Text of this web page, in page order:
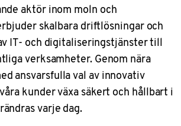
aktör inom moln och
skalbara driftlösningar och
IT- och digitaliseringstjänster till
verksamheter. Genom nära
ansvarsfulla val av innovativ
kunder växa säkert och hållbart i
varje dag.